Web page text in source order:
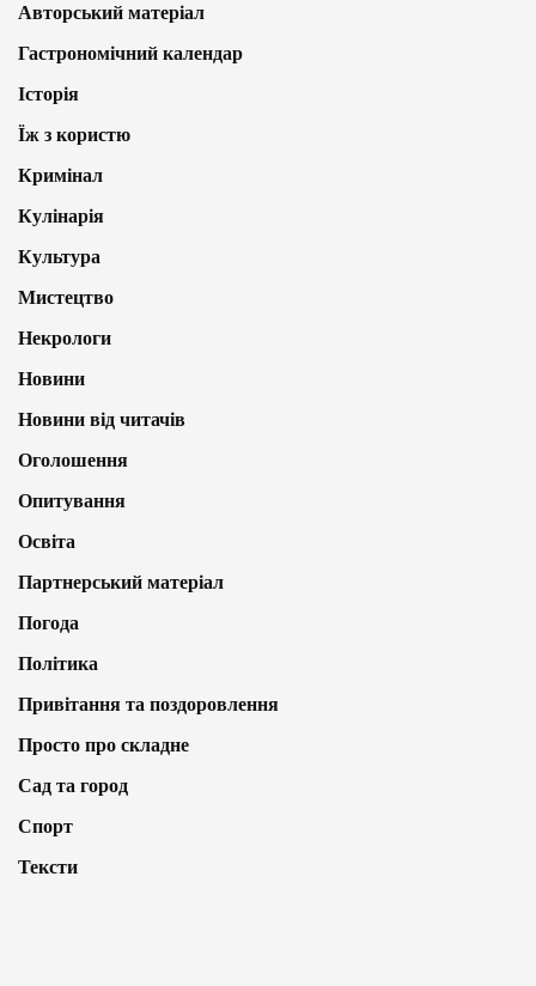
Авторський матеріал
Гастрономічний календар
Історія
Їж з користю
Кримінал
Кулінарія
Культура
Мистецтво
Некрологи
Новини
Новини від читачів
Оголошення
Опитування
Освіта
Партнерський матеріал
Погода
Політика
Привітання та поздоровлення
Просто про складне
Сад та город
Спорт
Тексти